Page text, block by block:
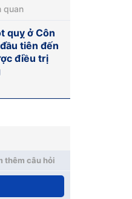
quan
quỵ ở Côn
tiên đến
điều trị
thêm câu hỏi